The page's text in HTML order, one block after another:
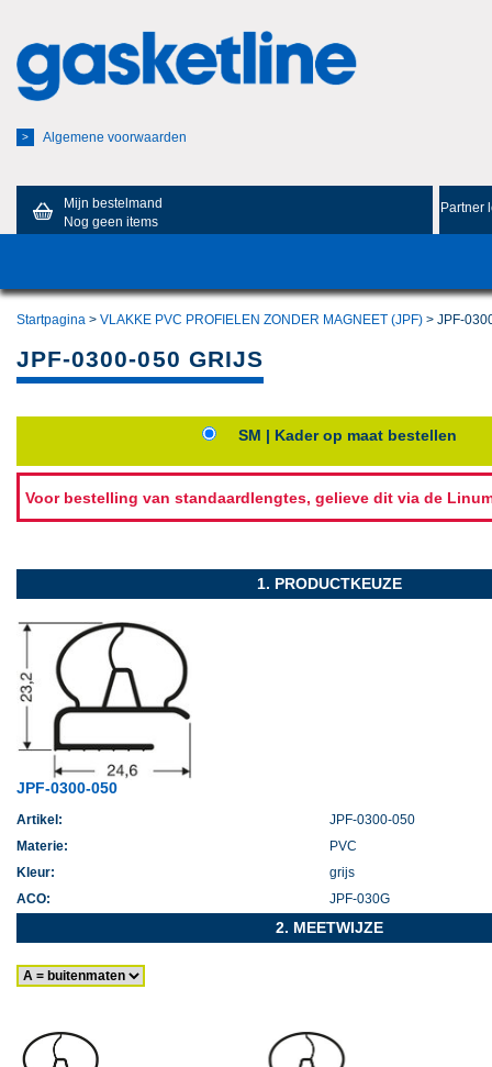
> Algemene voorwaarden
Mijn bestelmand
Nog geen items
Partner
Startpagina > VLAKKE PVC PROFIELEN ZONDER MAGNEET (JPF) > JPF-
JPF-0300-050 GRIJS
SM | Kader op maat bestellen
Voor bestelling van standaardlengtes, gelieve dit via de
1. PRODUCTKEUZE
JPF-0300-050
Artikel:
JPF-0300-050
Materie:
PVC
Kleur:
grijs
ACO:
JPF-030G
2. MEETWIJZE